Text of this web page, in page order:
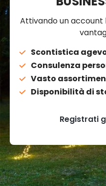
Attivando un account
Scontistica
Consulenza
Vasto
Disponibilità di
Registrati